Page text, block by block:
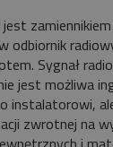
jest
Sygnał
jest możliwa
instalatorowi,
zwrotnej na